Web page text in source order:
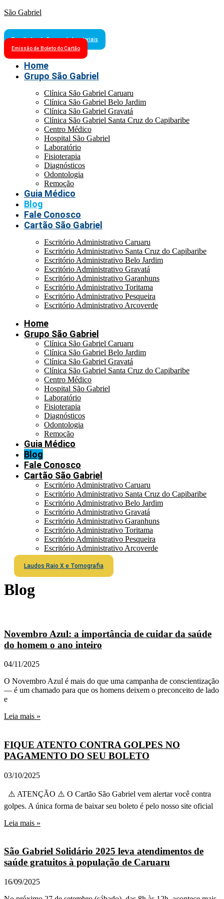
São Gabriel
Resultados de Exames Laboratoriais
Emissão de Boleto do Cartão
Home
Grupo São Gabriel
Clínica São Gabriel Caruaru
Clínica São Gabriel Belo Jardim
Clínica São Gabriel Gravatá
Clínica São Gabriel Santa Cruz do Capibaribe
Centro Médico
Hospital São Gabriel
Laboratório
Fisioterapia
Diagnósticos
Odontologia
Remoção
Guia Médico
Blog
Fale Conosco
Cartão São Gabriel
Escritório Administrativo Caruaru
Escritório Administrativo Santa Cruz do Capibaribe
Escritório Administrativo Belo Jardim
Escritório Administrativo Gravatá
Escritório Administrativo Garanhuns
Escritório Administrativo Toritama
Escritório Administrativo Pesqueira
Escritório Administrativo Arcoverde
Home
Grupo São Gabriel
Clínica São Gabriel Caruaru
Clínica São Gabriel Belo Jardim
Clínica São Gabriel Gravatá
Clínica São Gabriel Santa Cruz do Capibaribe
Centro Médico
Hospital São Gabriel
Laboratório
Fisioterapia
Diagnósticos
Odontologia
Remoção
Guia Médico
Blog
Fale Conosco
Cartão São Gabriel
Escritório Administrativo Caruaru
Escritório Administrativo Santa Cruz do Capibaribe
Escritório Administrativo Belo Jardim
Escritório Administrativo Gravatá
Escritório Administrativo Garanhuns
Escritório Administrativo Toritama
Escritório Administrativo Pesqueira
Escritório Administrativo Arcoverde
Laudos Raio X e Tomografia
Blog
Novembro Azul: a importância de cuidar da saúde
do homem o ano inteiro
04/11/2025
O Novembro Azul é mais do que uma campanha de conscientização
— é um chamado para que os homens deixem o preconceito de lado
e
Leia mais »
FIQUE ATENTO CONTRA GOLPES NO
PAGAMENTO DO SEU BOLETO
03/10/2025
⚠️ ATENÇÃO ⚠️ O Cartão São Gabriel vem alertar você contra
golpes. A única forma de baixar seu boleto é pelo nosso site oficial
Leia mais »
São Gabriel Solidário 2025 leva atendimentos de
saúde gratuitos à população de Caruaru
16/09/2025